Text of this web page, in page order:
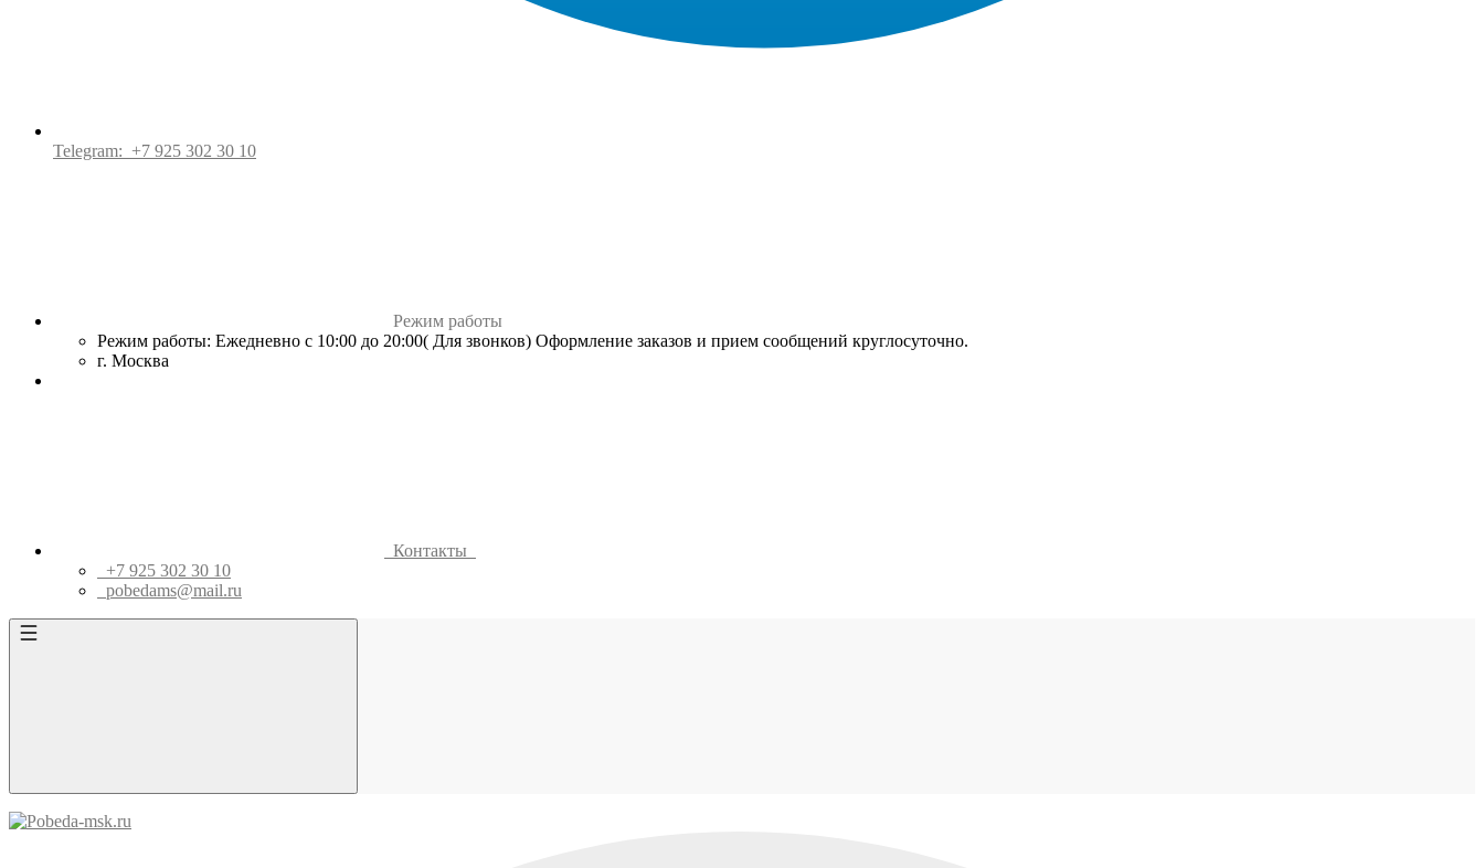
Telegram: +7 925 302 30 10
Режим работы
Режим работы: Ежедневно с 10:00 до 20:00( Для звонков) Оформление заказов и прием сообщений круглосуточно.
г. Москва
Контакты
+7 925 302 30 10
pobedams@mail.ru